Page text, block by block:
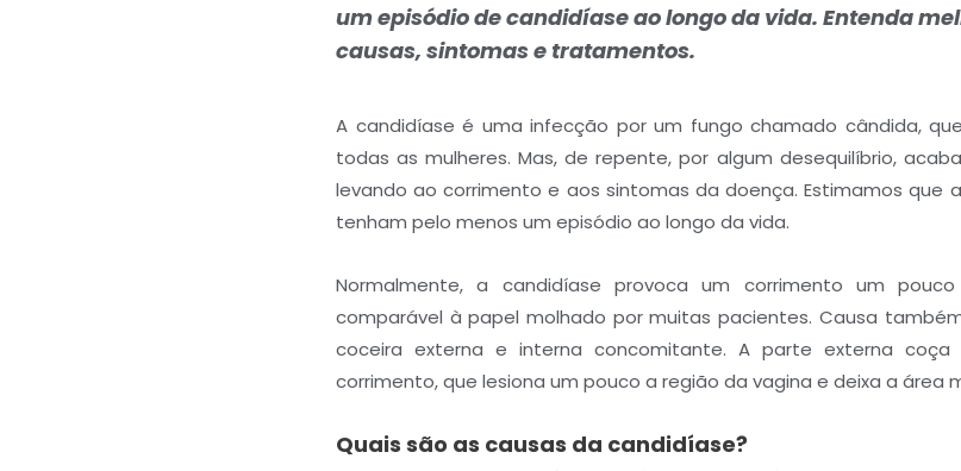
um episódio de candidíase ao longo da vida. Entenda
causas, sintomas e tratamentos.
A candidíase é uma infecção por um fungo chamado cândida,
todas as mulheres. Mas, de repente, por algum desequilíbrio,
levando ao corrimento e aos sintomas da doença. Estimamos que
tenham pelo menos um episódio ao longo da vida.
Normalmente, a candidíase provoca um corrimento um pouco
comparável à papel molhado por muitas pacientes. Causa
coceira externa e interna concomitante. A parte externa
corrimento, que lesiona um pouco a região da vagina e deixa a área
Quais são as causas da candidíase?